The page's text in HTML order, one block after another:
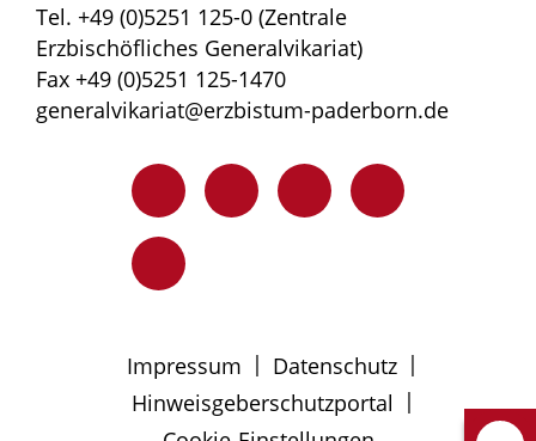
Tel. +49 (0)5251 125-0 (Zentrale
Erzbischöfliches Generalvikariat)
Fax +49 (0)5251 125-1470
generalvikariat@erzbistum-paderborn.de
Impressum | Datenschutz |
Hinweisgeberschutzportal |